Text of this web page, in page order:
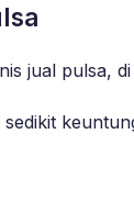
jual pulsa,